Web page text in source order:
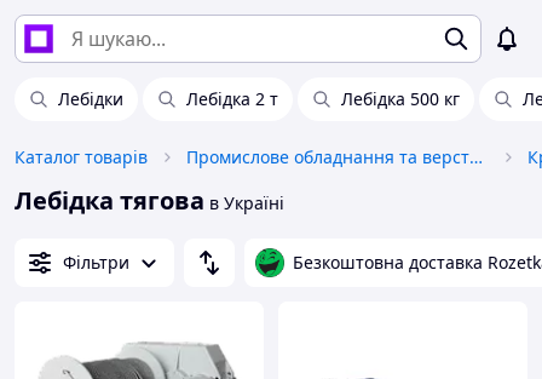
Лебідки Лебідка 2 т Лебідка 500 кг
Каталог товарів Промислове обладнання та верстати
Лебідка тягова в Україні
Фільтри Безкоштовна доставка